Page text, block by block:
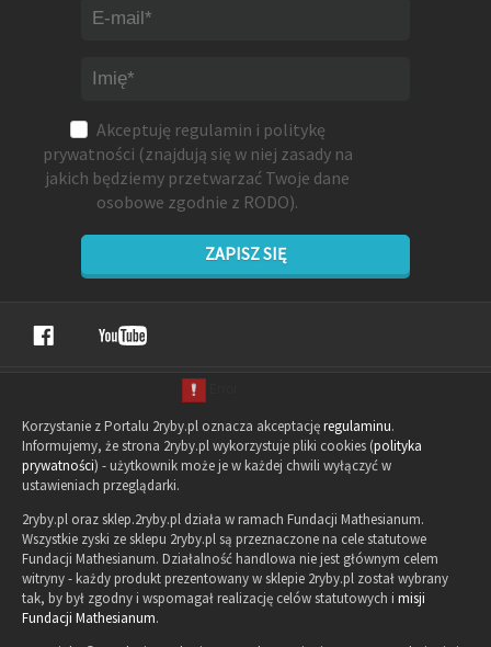
Akceptuję regulamin i politykę
prywatności (znajdują się w niej zasady na
jakich będziemy przetwarzać Twoje dane
osobowe zgodnie z RODO).
ZAPISZ SIĘ
Korzystanie z Portalu 2ryby.pl oznacza akceptacjęregulaminu.
Informujemy, że strona 2ryby.pl wykorzystuje pliki cookies (polityka
prywatności) - użytkownik może je w każdej chwili wyłączyć w
ustawieniach przeglądarki.
2ryby.pl oraz sklep.2ryby.pl działa w ramach Fundacji Mathesianum.
Wszystkie zyski ze sklepu 2ryby.pl są przeznaczone na cele statutowe
Fundacji Mathesianum. Działalność handlowa nie jest głównym celem
witryny - każdy produkt prezentowany w sklepie 2ryby.pl został wybrany
tak, by był zgodny i wspomagał realizację celów statutowych i misji
Fundacji Mathesianum.